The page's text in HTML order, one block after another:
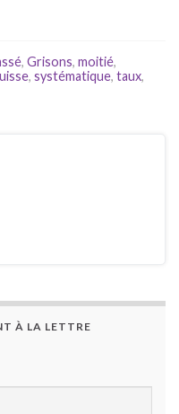
, Grisons, moitié,
, systématique, taux,
À LA LETTRE